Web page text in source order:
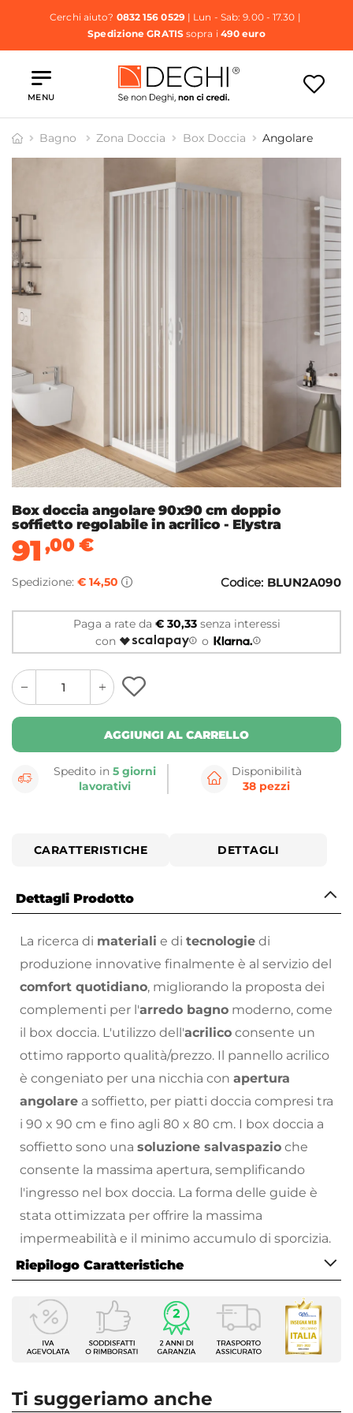
Cerchi aiuto? 0832 156 0529| Lun - Sab: 9.00 - 17.30 |
Spedizione GRATISsopra i 490 euro
MENU
Bagno Zona Doccia Box Doccia Angolare
Box doccia angolare 90x90 cm doppio
soffietto regolabile in acrilico - Elystra
91,00€
Spedizione: € 14,50 Codice: BLUN2A090
Paga a rate da € 30,33senza interessi
con
o
quantity
button
quantity
minus
button
AGGIUNGI AL CARRELLO
Spedito in5 giorni
lavorativi
Disponibilità
38 pezzi
CARATTERISTICHE DETTAGLI
Dettagli Prodotto
La ricerca di materiali e di tecnologie di
produzione innovative finalmente è al servizio del
comfort quotidiano, migliorando la proposta dei
complementi per l'arredo bagno moderno, come
il box doccia. L'utilizzo dell'acrilico consente un
ottimo rapporto qualità/prezzo. Il pannello acrilico
è congeniato per una nicchia con apertura
angolare a soffietto, per piatti doccia compresi tra
i 90 x 90 cm e fino agli 80 x 80 cm. I box doccia a
soffietto sono una soluzione salvaspazio che
consente la massima apertura, semplificando
l'ingresso nel box doccia. La forma delle guide è
stata ottimizzata per offrire la massima
impermeabilità e il minimo accumulo di sporcizia.
Il box doccia è alto 185h cm, ha profili superiori e
inferiori, apertura a soffietto con doppia porta e
guide di scorrimento da 3,5 cm in sezione.
Tra i vantaggi dell'acrilico: la leggerezza,
Riepilogo Caratteristiche
Caratteristiche
Serie
Elystra
Ti suggeriamo anche